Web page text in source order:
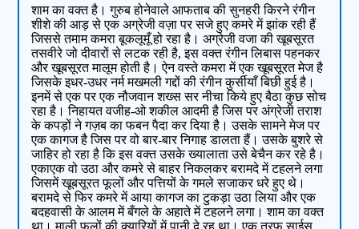
शाम का वक्त है। गुरुब होनेवाले आफताब की सुनहरी किरने रंगीन
शीशे की आड़ से एक अग्रेजी वज़ा पर सजे हुए कमरे में झांक रही हैं
जिससे तमाम कमरा बूकलूमूँ हो रहा है। अग्रेजी वजा की खूबसूरत
तसवीरे जो दीवारों से लटक रही है, इस वक्त रंगीन लिबास पहनकर
और खूबसूरत मालूम होती है। ऐन वस्ते कमरा में एक खूबसूरत मेज है
जिसके इधर-उधर नर्म मखमली गद्दों की रंगीन कुर्सीयाँ बिछी हुई है।
इनमें से एक पर एक नौजवान शख्स सर नीचा किये हुए बैठा कुछ सोच
रहा है। निहायत वजीह-ओ शकील आदमी है जिस पर अंग्रेजी तराश
के कपड़ों ने गज़ब का फबन पैदा कर दिया है। उसके सामने मेज पर
एक कागज है जिस पर वो बार-बार निगाह डालता हैं। उसके बुशरे से
जाहिर हो रहा है कि इस वक्त उसके ख्यालाता उसे बेचैन कर रहे है।
एकाएक वो उठा और कमरे से बाहर निकलकर बरामदे में टहलने लगा
जिसमें खूबसूरत फूलों और पत्तियों के गमले सजाकर धरे हुए थे।
बरामदे से फिर कमरे में आया कागज का टुकड़ा उठा लिया और एक
बदहवासी के आलम में बँगले के अहाते में टहलने लगा। शाम का वक्त
था। माली फूलों की क्यारियों में पानी दे रह था। एक तरफ साईस